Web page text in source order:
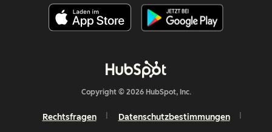
Copyright © 2026 HubSpot, Inc.
Rechtsfragen Datenschutzbestimmungen